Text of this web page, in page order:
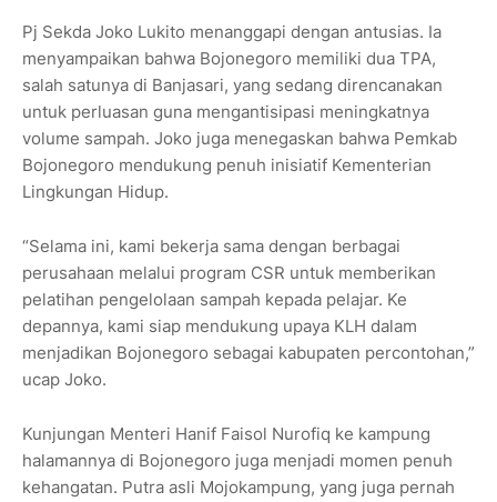
Pj Sekda Joko Lukito menanggapi dengan antusias. Ia
menyampaikan bahwa Bojonegoro memiliki dua TPA,
salah satunya di Banjasari, yang sedang direncanakan
untuk perluasan guna mengantisipasi meningkatnya
volume sampah. Joko juga menegaskan bahwa Pemkab
Bojonegoro mendukung penuh inisiatif Kementerian
Lingkungan Hidup.
“Selama ini, kami bekerja sama dengan berbagai
perusahaan melalui program CSR untuk memberikan
pelatihan pengelolaan sampah kepada pelajar. Ke
depannya, kami siap mendukung upaya KLH dalam
menjadikan Bojonegoro sebagai kabupaten percontohan,”
ucap Joko.
Kunjungan Menteri Hanif Faisol Nurofiq ke kampung
halamannya di Bojonegoro juga menjadi momen penuh
kehangatan. Putra asli Mojokampung, yang juga pernah